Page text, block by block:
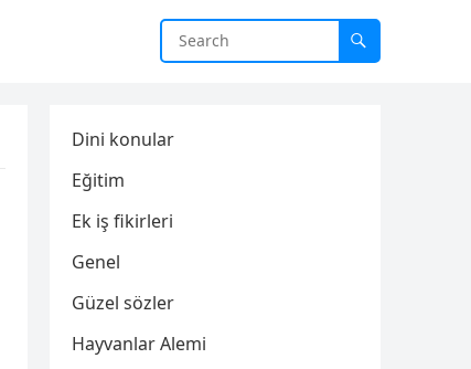
Dini konular
Eğitim
Ek iş fikirleri
Genel
Güzel sözler
Hayvanlar Alemi